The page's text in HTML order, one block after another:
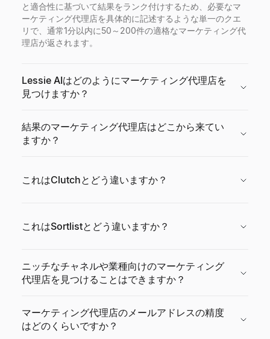
と適合性に基づいて結果をランク付けするため、必要なマ
ーケティング代理店を具体的に記述するような単一のクエ
リで、通常1分以内に50～200件の適格なマーケティング代
理店が返されます。
Lessie AIはどのようにマーケティング代理店を
見つけますか？
結果のマーケティング代理店はどこから来てい
ますか？
これはClutchとどう違いますか？
これはSortlistとどう違いますか？
ニッチなチャネルや業種向けのマーケティング
代理店を見つけることはできますか？
マーケティング代理店のメールアドレスの精度
はどのくらいですか？